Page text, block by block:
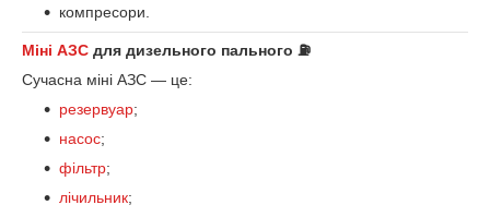
компресори.
Міні АЗС для дизельного пального ⛽
Сучасна міні АЗС — це:
резервуар;
насос;
фільтр;
лічильник;